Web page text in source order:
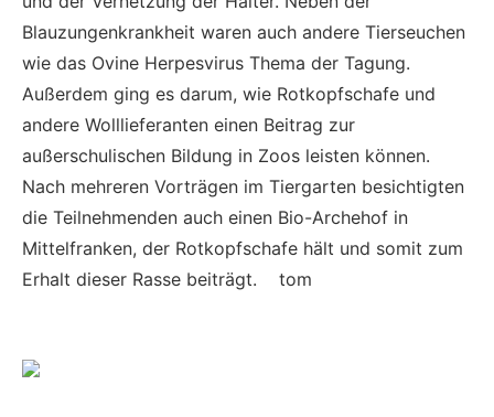
Blauzungenkrankheit waren auch andere Tierseuchen
wie das Ovine Herpesvirus Thema der Tagung.
Außerdem ging es darum, wie Rotkopfschafe und
andere Wolllieferanten einen Beitrag zur
außerschulischen Bildung in Zoos leisten können.
Nach mehreren Vorträgen im Tiergarten besichtigten
die Teilnehmenden auch einen Bio-Archehof in
Mittelfranken, der Rotkopfschafe hält und somit zum
Erhalt dieser Rasse beiträgt. tom